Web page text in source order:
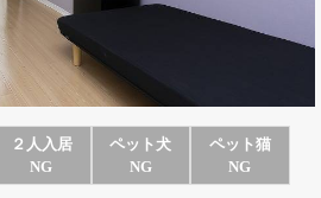
２人入居
NG
ペット犬
NG
ペット猫
NG